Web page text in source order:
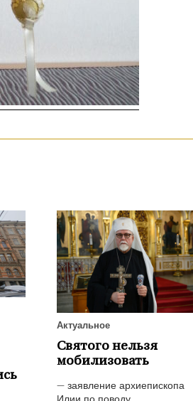
Актуальное
Святого нельзя
мобилизовать
— заявление архиепископа